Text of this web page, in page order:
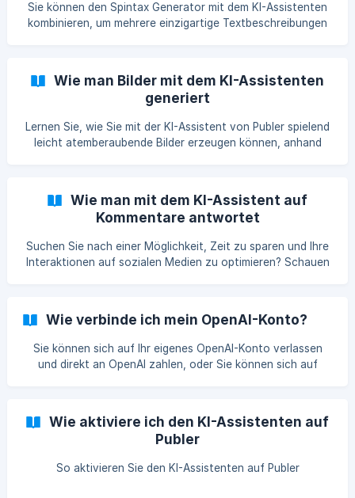
erfahren.
Sie können den Spintax Generator mit dem KI-Assistenten
kombinieren, um mehrere einzigartige Textbeschreibungen
Wie man Bilder mit dem KI-Assistenten
generiert
Lernen Sie, wie Sie mit der KI-Assistent von Publer spielend
leicht atemberaubende Bilder erzeugen können, anhand
Wie man mit dem KI-Assistent auf
Kommentare antwortet
Suchen Sie nach einer Möglichkeit, Zeit zu sparen und Ihre
Interaktionen auf sozialen Medien zu optimieren? Schauen
Schritt-für-Schritt Anleitungen und hilfreichen Screenshots
führt Sie dieser Artikel durch den Prozess, den KI-
Assistenten einzurichten und zur Beantwortung von
Kommentaren auf Ihren sozialen Medien zu nutzen.
Wie verbinde ich mein OpenAI-Konto?
Sie können sich auf Ihr eigenes OpenAI-Konto verlassen
und direkt an OpenAI zahlen, oder Sie können sich auf
Wie aktiviere ich den KI-Assistenten auf
Publer
So aktivieren Sie den KI-Assistenten auf Publer